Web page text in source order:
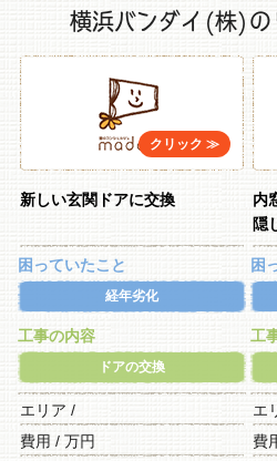
横浜バンダイ(株)の
新しい玄関ドアに交換
困っていたこと
経年劣化
工事の内容
ドアの交換
エリア /
費用 / 万円
内
隠
困
工
エ
費